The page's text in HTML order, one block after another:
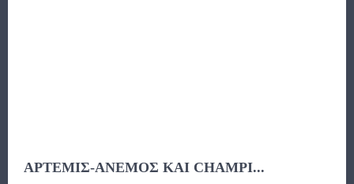
ΑΡΤΕΜΙΣ-ΑΝΕΜΟΣ ΚΑΙ CHAMPI...